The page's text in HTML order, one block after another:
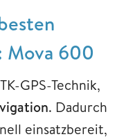
Mova 600
GPS-Technik,
. Dadurch
einsatzbereit,